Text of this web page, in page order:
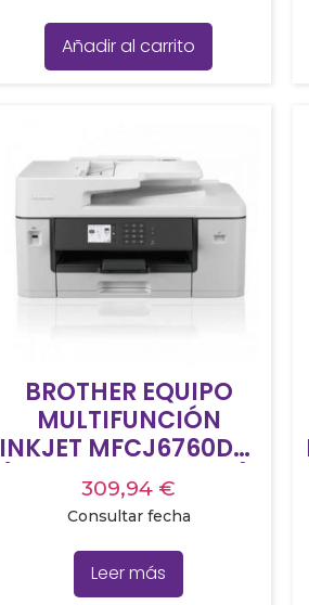
Añadir al carrito
BROTHER EQUIPO
MULTIFUNCIÓN
INKJET MFCJ6760DW
(PROFESIONALES A3),
WIFI, DUPLEX, A3
309,94 €
Consultar fecha
Leer más